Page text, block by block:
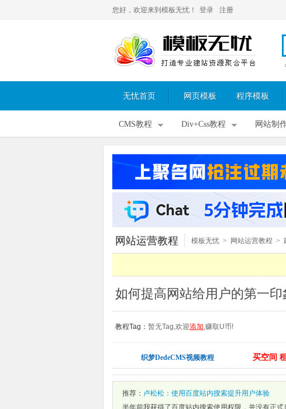
您好，欢迎来到模板无忧！ 登录 注册
无忧首页 网页模板 程序模板
CMS教程 Div+Css教程 网站制
网站运营教程 模板无忧 > 网站运营教程 >
教程Tag： 暂无Tag,欢迎添加,赚取U币!
织梦DedeCMS视频教程 买空间
推荐： 卢松松：使用百度站内搜索提升用户体验
半年前我获得了百度站内搜索使用权限，并没有正